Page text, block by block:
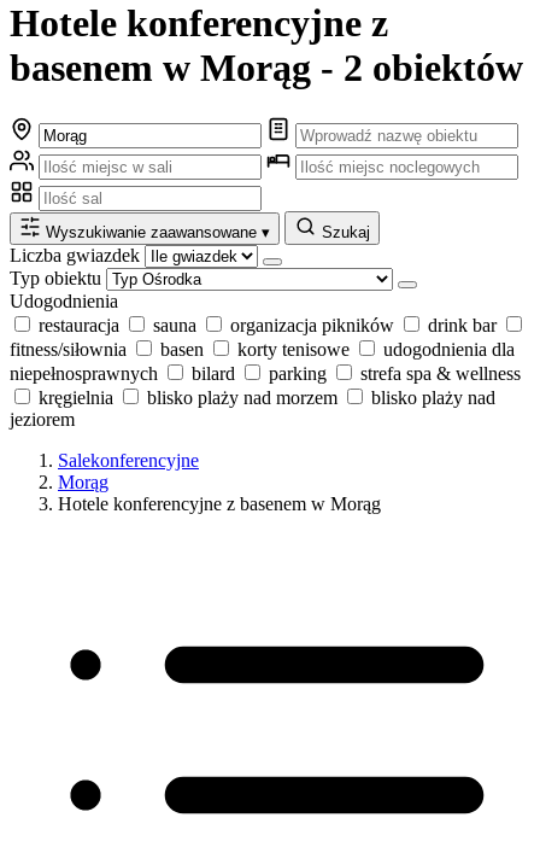
Hotele konferencyjne z
basenem w Morąg - 2 obiektów
Wyszukiwanie zaawansowane ▾ Szukaj
Liczba gwiazdek
Typ obiektu
Udogodnienia
restauracja
sauna organizacja pikników
drink bar
fitness/siłownia
basen korty tenisowe
udogodnienia dla
niepełnosprawnych
bilard parking
strefa spa & wellness
kręgielnia
blisko plaży nad morzem
blisko plaży nad
jeziorem
Salekonferencyjne
Morąg
Hotele konferencyjne z basenem w Morąg